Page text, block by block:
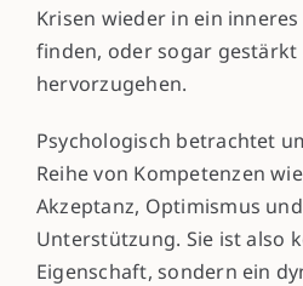
Krisen wieder in ein
finden, oder sogar gestärkt
hervorzugehen.
Psychologisch betrachtet
Reihe von Kompetenzen
Akzeptanz, Optimismus
Unterstützung. Sie ist also
Eigenschaft, sondern ein